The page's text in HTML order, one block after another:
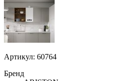
Артикул: 60764
Бренд